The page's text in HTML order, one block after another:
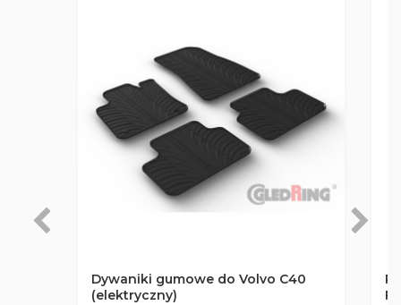
Dywaniki gumowe do Volvo C40
(elektryczny)